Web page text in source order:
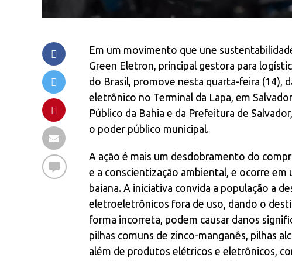
Em um movimento que une
Green Eletron, principal gestora para
do Brasil, promove nesta quarta-feira (14),
eletrônico no Terminal da Lapa, em
Público da Bahia e da Prefeitura de
o poder público municipal.
A ação é mais um desdobramento do
e a conscientização ambiental, e ocorre
baiana. A iniciativa convida a população a
eletroeletrônicos fora de uso, dando o
forma incorreta, podem causar danos
pilhas comuns de zinco-manganês, pilhas
além de produtos elétricos e eletrônicos,